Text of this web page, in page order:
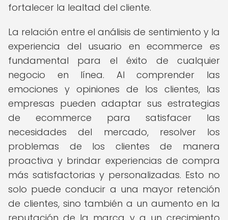
fortalecer la lealtad del cliente.
La relación entre el análisis de sentimiento y la
experiencia del usuario en ecommerce es
fundamental para el éxito de cualquier
negocio en línea. Al comprender las
emociones y opiniones de los clientes, las
empresas pueden adaptar sus estrategias
de ecommerce para satisfacer las
necesidades del mercado, resolver los
problemas de los clientes de manera
proactiva y brindar experiencias de compra
más satisfactorias y personalizadas. Esto no
solo puede conducir a una mayor retención
de clientes, sino también a un aumento en la